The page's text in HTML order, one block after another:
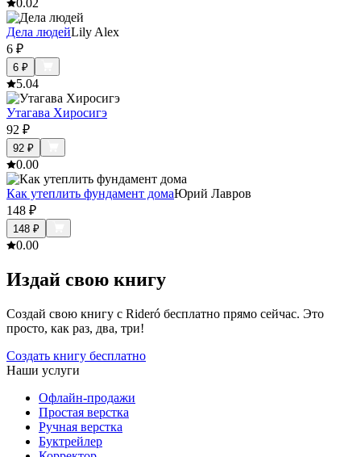
0.02
Дела людейLily Alex
6 ₽
6 ₽
5.04
Утагава Хиросигэ
92 ₽
92 ₽
0.00
Как утеплить фундамент домаЮрий Лавров
148 ₽
148 ₽
0.00
Издай свою книгу
Создай свою книгу с Rideró бесплатно прямо сейчас. Это
просто, как раз, два, три!
Создать книгу бесплатно
Наши услуги
Офлайн-продажи
Простая верстка
Ручная верстка
Буктрейлер